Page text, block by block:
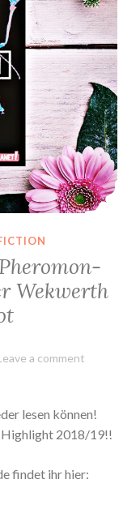
Wekwerth
a comment
lesen können!
Highlight 2018/19!!
findet ihr hier: